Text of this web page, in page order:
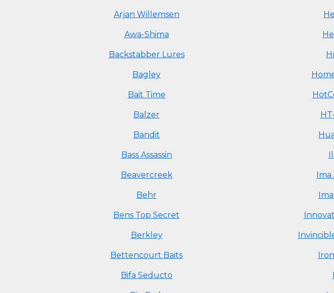
Arjan Willemsen
Awa-Shima
Backstabber Lures
Bagley
Bait Time
Balzer
Bandit
Bass Assassin
Beavercreek
Behr
Bens Top Secret
Berkley
Bettencourt Baits
Bifa Seducto
Ima